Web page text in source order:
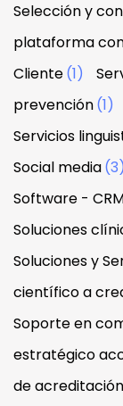
Selección y
plataforma
Cliente(1)
prevención(1)
Servicios
Social media(3)
Software -
Soluciones
Soluciones y
científico a
Soporte en
estratégico
de acreditación